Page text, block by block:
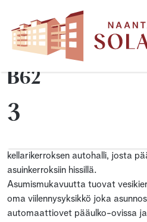
3
B62
Asunto Oy Solaris on Naantalin
kellarikerroksen autohalli, josta
asuinkerroksiin hissillä.
Asumismukavuutta tuovat
oma viilennysyksikkö joka
automaattiovet pääulko-ovissa